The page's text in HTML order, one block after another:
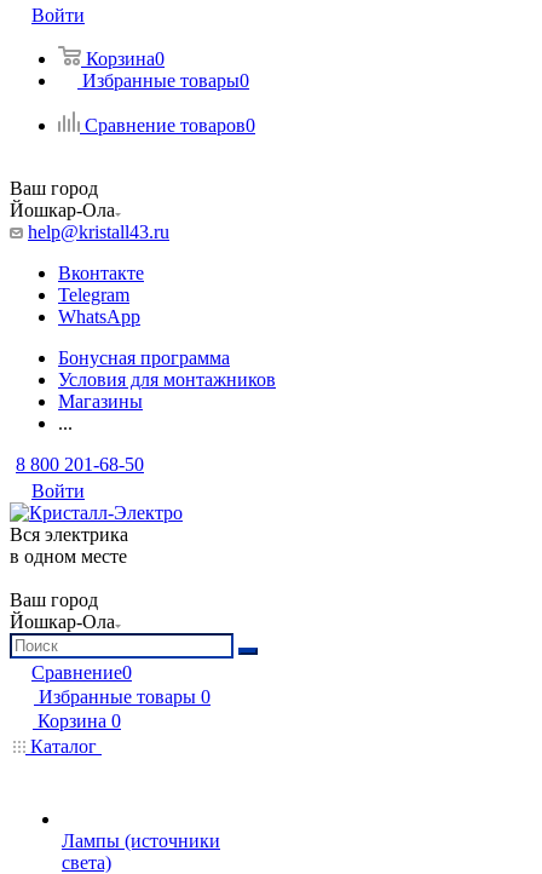
Войти
Корзина0
Избранные товары0
Сравнение товаров0
Ваш город
Йошкар-Ола
help@kristall43.ru
Вконтакте
Telegram
WhatsApp
Бонусная программа
Условия для монтажников
Магазины
...
8 800 201-68-50
Войти
Вся электрика
в одном месте
Ваш город
Йошкар-Ола
Сравнение0
Избранные товары 0
Корзина 0
Каталог
Лампы (источники
света)